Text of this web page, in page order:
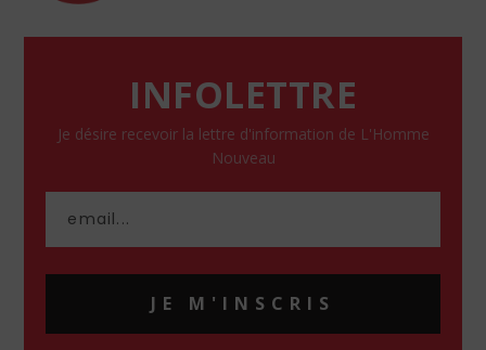
INFOLETTRE
Je désire recevoir la lettre d'information de L'Homme
Nouveau
JE M'INSCRIS